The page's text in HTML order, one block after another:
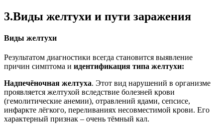
3.Виды желтухи и пути заражения
Виды желтухи
Результатом диагностики всегда становится выявление
причин симптома и идентификация типа желтухи:
Надпечёночная желтуха. Этот вид нарушений в организме
проявляется желтухой вследствие болезней крови
(гемолитические анемии), отравлений ядами, сепсисе,
инфаркте лёгкого, переливаниях несовместимой крови. Его
характерный признак – очень тёмный кал.